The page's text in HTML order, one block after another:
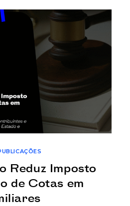
Reduz Imposto
de Cotas em